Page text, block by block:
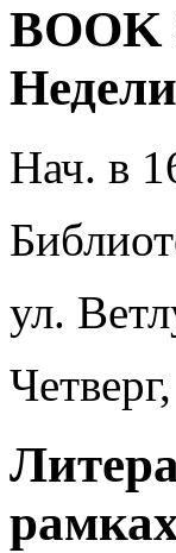
BOOK
Нач. в
ул.